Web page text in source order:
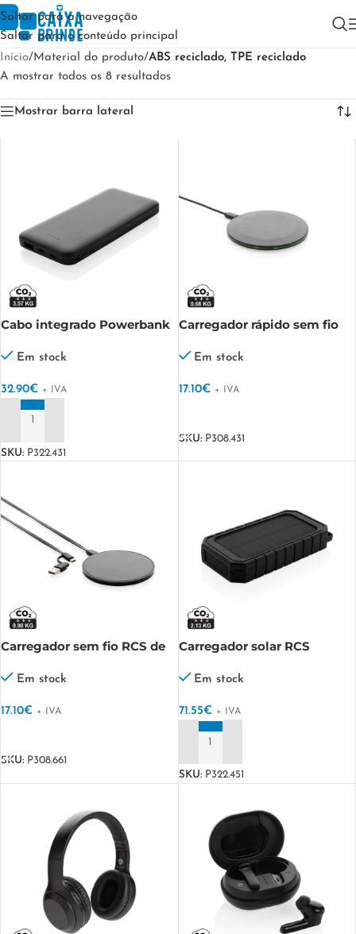
Saltar para a navegação
Saltar para o conteúdo principal
Início/Material do produto/ABS reciclado, TPE reciclado
A mostrar todos os 8 resultados
Mostrar barra lateral
Cabo integrado Powerbank
10.000 mAh
Em stock
32.90€ + IVA
SKU: P322.431
Carregador rápido sem fio
15WEm stock
17.10€ + IVA
SKU: P308.431
Carregador sem fio RCS de
Em stock
17.10€ + IVA
SKU: P308.661
Carregador solar RCS
mAh 10W
Em stock
71.55€ + IVA
SKU: P322.451